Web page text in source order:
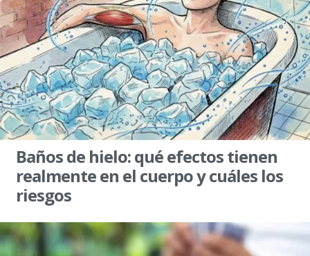
Baños de hielo: qué efectos tienen
realmente en el cuerpo y cuáles los
riesgos